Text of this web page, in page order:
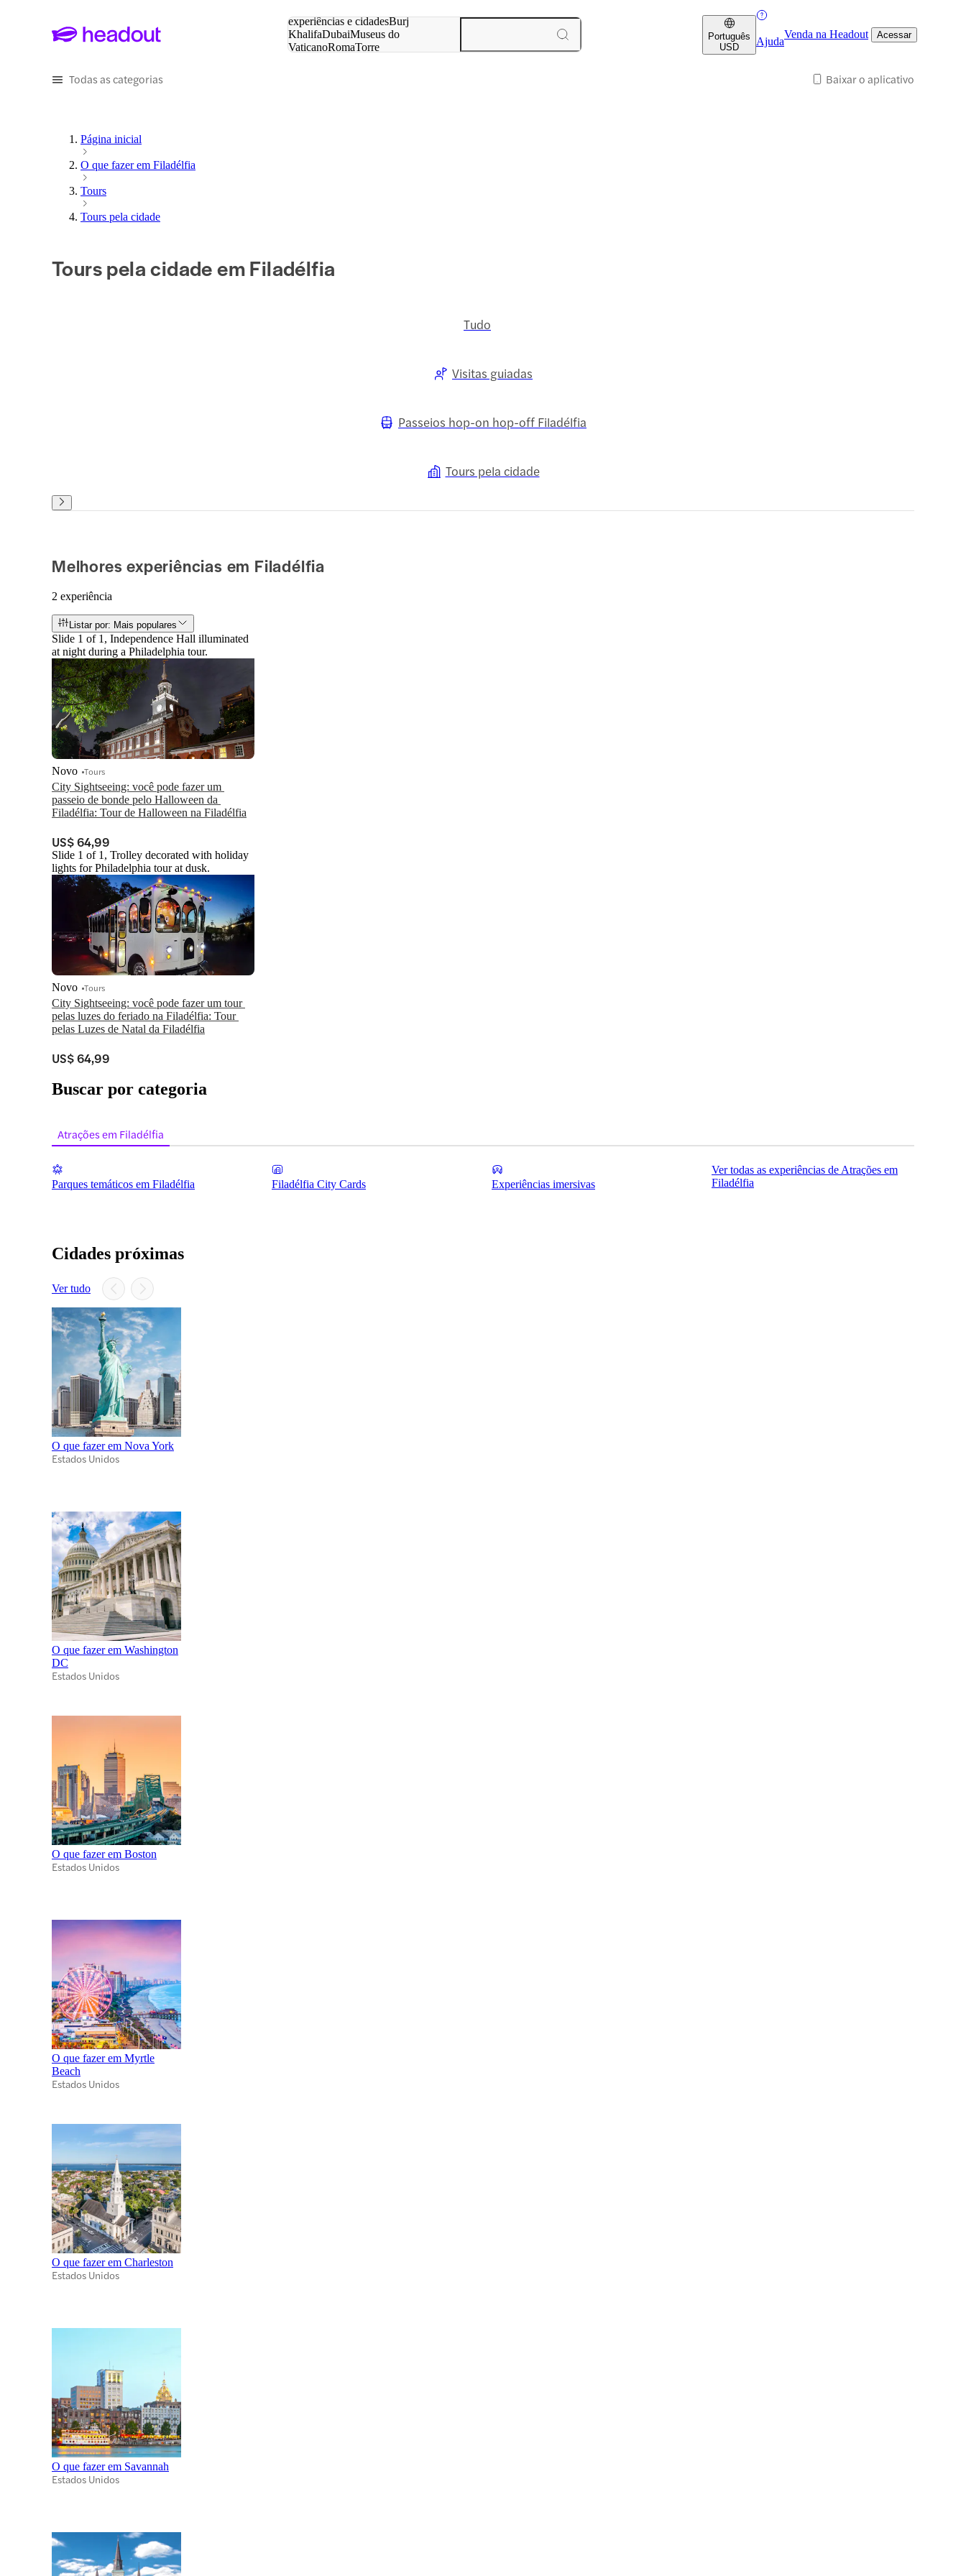
experiências e cidadesBurj
KhalifaDubaiMuseus do
VaticanoRomaTorre
Português
USD
Ajuda
Venda na Headout Acessar
Todas as categorias Baixar o aplicativo
Página inicial
O que fazer em Filadélfia
Tours
Tours pela cidade
Tours pela cidade em Filadélfia
Tudo
Visitas guiadas
Passeios hop-on hop-off Filadélfia
Tours pela cidade
Melhores experiências em Filadélfia
2 experiência
Listar por: Mais populares
Slide 1 of 1, Independence Hall illuminated
at night during a Philadelphia tour.
City Sightseeing: você pode fazer um
passeio de bonde pelo Halloween da
Filadélfia: Tour de Halloween na Filadélfia
Novo Tours
US$ 64,99
Slide 1 of 1, Trolley decorated with holiday
lights for Philadelphia tour at dusk.
City Sightseeing: você pode fazer um tour
pelas luzes do feriado na Filadélfia: Tour
pelas Luzes de Natal da Filadélfia
Novo Tours
US$ 64,99
Buscar por categoria
Atrações em Filadélfia
Parques temáticos em Filadélfia Filadélfia City Cards Experiências imersivas
Ver todas as experiências de Atrações em
Filadélfia
Cidades próximas
Ver tudo
O que fazer em Nova York
Estados Unidos
O que fazer em Washington
DC
Estados Unidos
O que fazer em Boston
Estados Unidos
O que fazer em Myrtle
Beach
Estados Unidos
O que fazer em Charleston
Estados Unidos
O que fazer em Savannah
Estados Unidos